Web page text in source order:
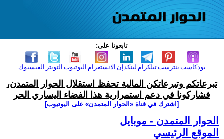
تابعونا على:
الفيسبوك التويتر اليوتيوب الانستغرام لينكدإن تيلكرامبنترست بودكاست
تبرعاتكم وتبرعاتكن المالية تحفظ استقلال الحوار المتمدن،
فشاركونا في دعم استمرارية هذا الفضاء اليساري الحر
[اشترك في قناة ‫«الحوار المتمدن» على اليوتيوب]
الحوار المتمدن - موبايل
الموقع الرئيسي